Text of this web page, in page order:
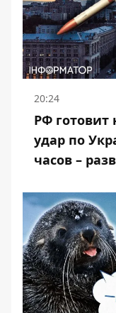
20:24
РФ
удар по
часов –